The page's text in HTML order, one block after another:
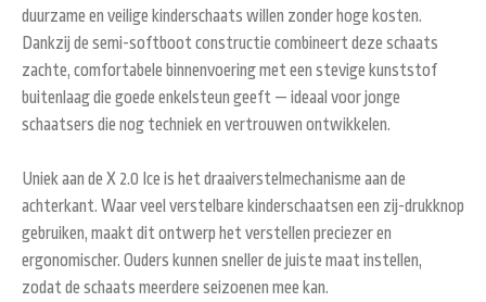
duurzame en veilige kinderschaats willen zonder hoge kosten.
Dankzij de semi-softboot constructie combineert deze schaats
zachte, comfortabele binnenvoering met een stevige kunststof
buitenlaag die goede enkelsteun geeft — ideaal voor jonge
schaatsers die nog techniek en vertrouwen ontwikkelen.
Uniek aan de X 2.0 Ice is hetdraaiverstelmechanisme aan de
achterkant. Waar veel verstelbare kinderschaatsen een zij-drukknop
gebruiken, maakt dit ontwerp het verstellen preciezer en
ergonomischer. Ouders kunnen sneller de juiste maat instellen,
zodat de schaats meerdere seizoenen mee kan.